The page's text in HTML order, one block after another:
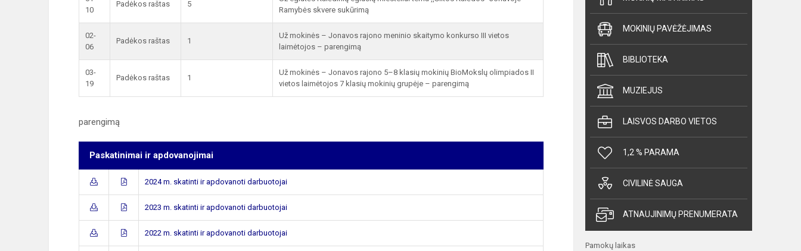
10
Padėkos raštas 5
Ramybės skvere sukūrimą
02-
06
Padėkos raštas 1
Už mokinės – Jonavos rajono meninio skaitymo konkurso III vietos
laimėtojos – parengimą
03-
19
Padėkos raštas 1
Už mokinės – Jonavos rajono 5–8 klasių mokinių BioMokslų olimpiados II
vietos laimėtojos 7 klasių mokinių grupėje – parengimą
parengimą
Paskatinimai ir apdovanojimai
2024 m. skatinti ir apdovanoti darbuotojai
2023 m. skatinti ir apdovanoti darbuotojai
2022 m. skatinti ir apdovanoti darbuotojai
MOKINIŲ PAVĖŽĖJIMAS
BIBLIOTEKA
MUZIEJUS
LAISVOS DARBO VIETOS
1,2 % PARAMA
CIVILINĖ SAUGA
ATNAUJINIMŲ PRENUMERATA
Pamokų laikas